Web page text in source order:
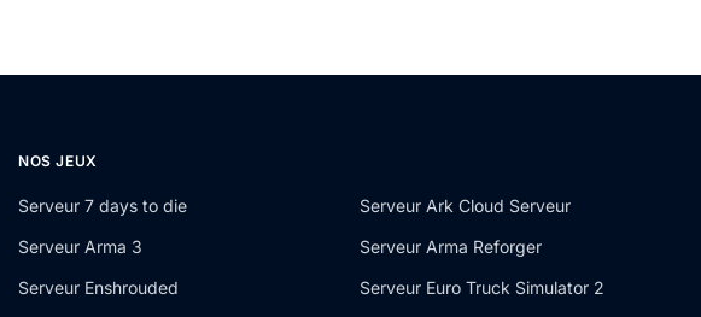
NOS JEUX
Serveur 7 days to die
Serveur Ark Cloud Serveur
Serveur Arma 3
Serveur Arma Reforger
Serveur Enshrouded
Serveur Euro Truck Simulator 2